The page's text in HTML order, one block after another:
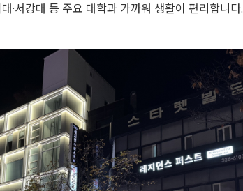
·서강대 등 주요 대학과 가까워 생활이 편리합니다.